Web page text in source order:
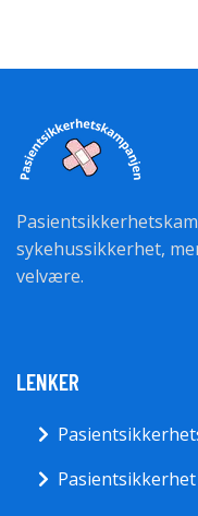
sykehussikkerhet,
velvære.
LENKER
Pasientsikkerhet